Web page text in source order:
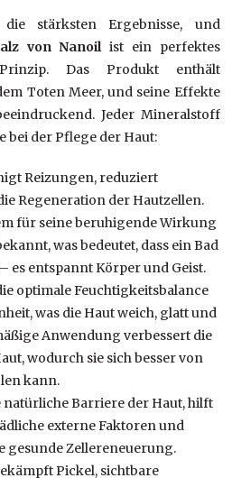
stärksten Ergebnisse, und
von Nanoilist ein perfektes
Das Produkt enthält
Toten Meer, und seine Effekte
Jeder Mineralstoff
bei der Pflege der Haut:
Reizungen, reduziert
Regeneration der Hautzellen.
für seine beruhigende Wirkung
was bedeutet, dass ein Bad
es entspannt Körper und Geist.
optimale Feuchtigkeitsbalance
was die Haut weich, glatt und
Anwendung verbessert die
wodurch sie sich besser von
kann.
natürliche Barriere der Haut, hilft
externe Faktoren und
gesunde Zellereneuerung.
Pickel, sichtbare